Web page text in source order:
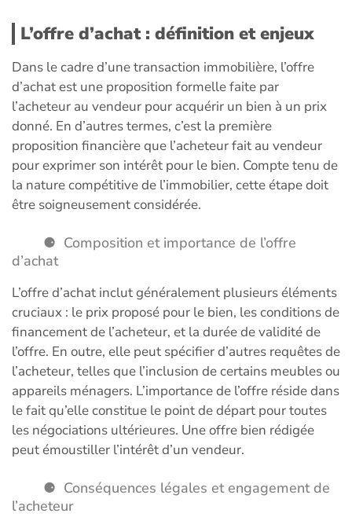
L’offre d’achat : définition et enjeux
Dans le cadre d’une transaction immobilière, l’offre
d’achat est une proposition formelle faite par
l’acheteur au vendeur pour acquérir un bien à un prix
donné. En d’autres termes, c’est la première
proposition financière que l’acheteur fait au vendeur
pour exprimer son intérêt pour le bien. Compte tenu de
la nature compétitive de l’immobilier, cette étape doit
être soigneusement considérée.
Composition et importance de l’offre
d’achat
L’offre d’achat inclut généralement plusieurs éléments
cruciaux : le prix proposé pour le bien, les conditions de
financement de l’acheteur, et la durée de validité de
l’offre. En outre, elle peut spécifier d’autres requêtes de
l’acheteur, telles que l’inclusion de certains meubles ou
appareils ménagers. L’importance de l’offre réside dans
le fait qu’elle constitue le point de départ pour toutes
les négociations ultérieures. Une offre bien rédigée
peut émoustiller l’intérêt d’un vendeur.
Conséquences légales et engagement de
l’acheteur